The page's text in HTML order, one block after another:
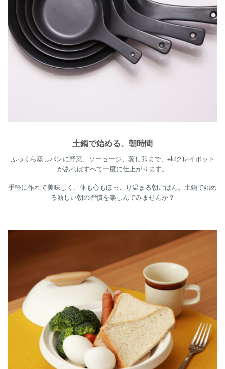
土鍋で始める、朝時間
ふっくら蒸しパンに野菜、ソーセージ、蒸し卵まで、eldクレイポット
があればすべて一度に仕上がります。
手軽に作れて美味しく、体も心もほっこり温まる朝ごはん。土鍋で始め
る新しい朝の習慣を楽しんでみませんか？